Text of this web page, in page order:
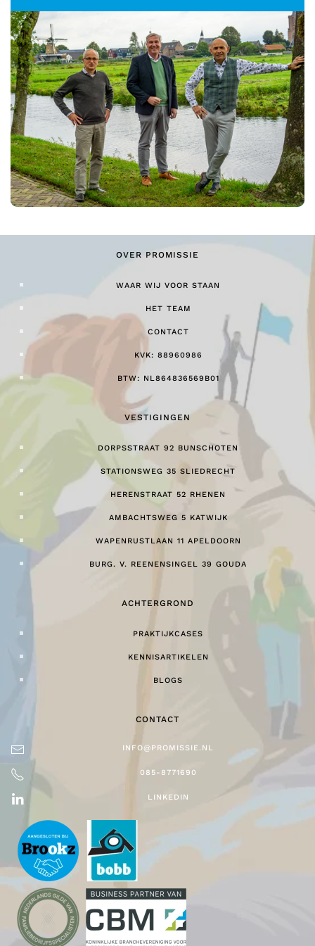
OVER PROMISSIE
WAAR WIJ VOOR STAAN
HET TEAM
CONTACT
KVK: 88960986
BTW: NL864836569B01
VESTIGINGEN
DORPSSTRAAT 92 BUNSCHOTEN
STATIONSWEG 35 SLIEDRECHT
HERENSTRAAT 52 RHENEN
AMBACHTSWEG 5 KATWIJK
WAPENRUSTLAAN 11 APELDOORN
BURG. V. REENENSINGEL 39 GOUDA
ACHTERGROND
PRAKTIJKCASES
KENNISARTIKELEN
BLOGS
CONTACT
INFO@PROMISSIE.NL
085-8771690
LINKEDIN